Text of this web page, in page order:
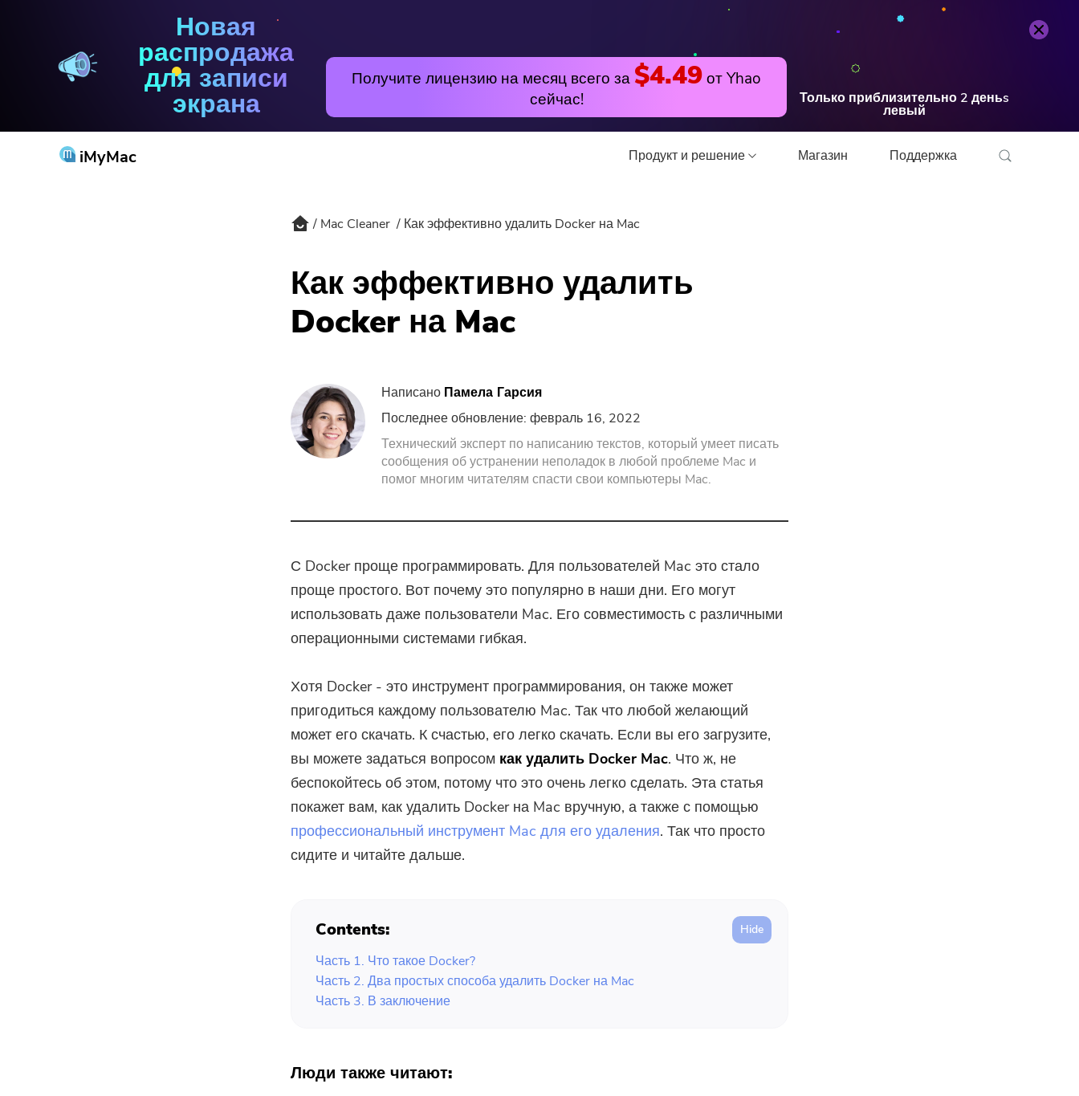
Новая
распродажа
для записи
экрана
Получите лицензию на месяц всего за $4.49от Yhao
сейчас!
Только приблизительно 2 деньs
левый
iMyMac Продукт и решение
Популярные
PowerUninstall
Video Converter
PDF Компрессор
Free Video Editor
Магазин Поддержка
Попробуйте бесплатно
Mac Cleaner Как эффективно удалить Docker на Mac
Как эффективно удалить
Docker на Mac
Написано Памела Гарсия
Последнее обновление: февраль 16, 2022
Технический эксперт по написанию текстов, который умеет писать
сообщения об устранении неполадок в любой проблеме Mac и
помог многим читателям спасти свои компьютеры Mac.
С Docker проще программировать. Для пользователей Mac это стало
проще простого. Вот почему это популярно в наши дни. Его могут
использовать даже пользователи Mac. Его совместимость с различными
операционными системами гибкая.
Хотя Docker - это инструмент программирования, он также может
пригодиться каждому пользователю Mac. Так что любой желающий
может его скачать. К счастью, его легко скачать. Если вы его загрузите,
вы можете задаться вопросом как удалить Docker Mac. Что ж, не
беспокойтесь об этом, потому что это очень легко сделать. Эта статья
покажет вам, как удалить Docker на Mac вручную, а также с помощью
профессиональный инструмент Mac для его удаления. Так что просто
сидите и читайте дальше.
Contents:
Часть 1. Что такое Docker?
Часть 2. Два простых способа удалить Docker на Mac
Часть 3. В заключение
Люди также читают: